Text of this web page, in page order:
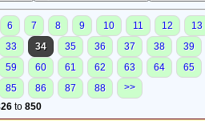
6 7 8 9 10 11 12
13
33 34 35 36 37 38
39
59 60 61 62 63 64
65
85 86 87 88
>>
to 850